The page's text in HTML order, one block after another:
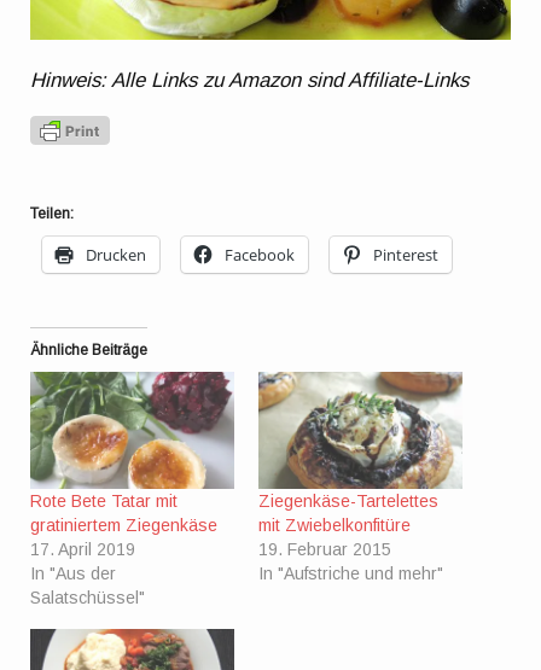
Hinweis: Alle Links zu Amazon sind Affiliate-Links
Teilen:
Drucken Facebook Pinterest
Ähnliche Beiträge
Rote Bete Tatar mit
gratiniertem Ziegenkäse
17. April 2019
In "Aus der
Salatschüssel"
Ziegenkäse-Tartelettes
mit Zwiebelkonfitüre
19. Februar 2015
In "Aufstriche und mehr"